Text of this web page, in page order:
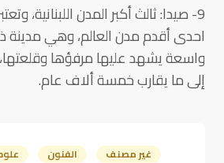
9- صيدا: ثالث أكبر المدن اللبنانية،
احدى أقدم مدن العالم، وهي مدينة
واسعة يشهد عليها مرفؤها وقلعتها،
إلى ما يقارب خمسة ألاف عام.
غير مصنف الفنون